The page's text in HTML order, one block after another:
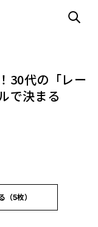
30代の「レー
で決まる
（5枚）